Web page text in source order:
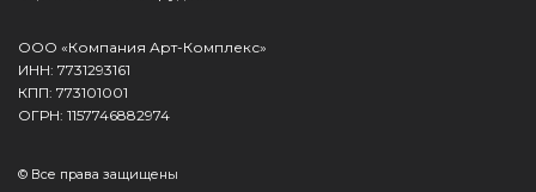
ООО «Компания Арт-Комплекс»
ИНН: 7731293161
КПП: 773101001
ОГРН: 1157746882974
© Все права защищены